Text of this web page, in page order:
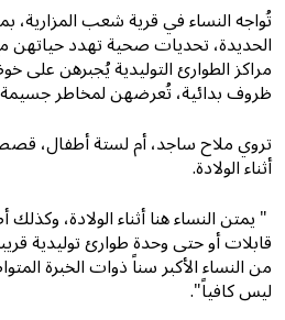
تُواجه النساء في قرية شعب المزارية،
الحديدة، تحديات صحية تهدد حياتهن
مراكز الطوارئ التوليدية يُجبرهن على
ظروف بدائية، تُعرضهن لمخاطر
تروي ملاح ساجد، أم لستة أطفال،
أثناء الولادة.
" يمتن النساء هنا أثناء الولادة،
قابلات أو حتى وحدة طوارئ توليدية
من النساء الأكبر سناً ذوات الخبرة
ليس كافياً".